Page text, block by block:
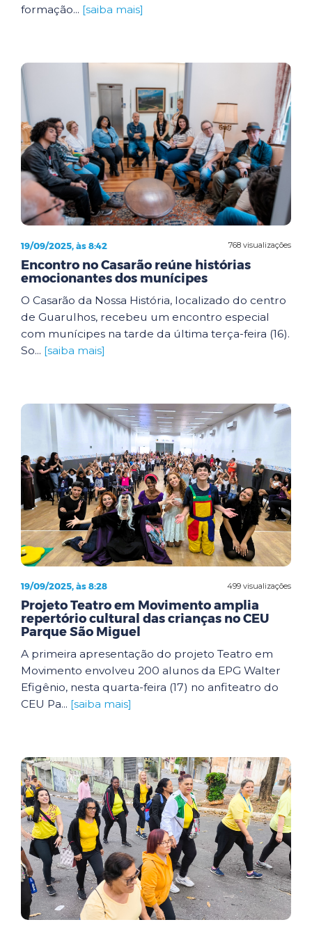
formação... [saiba mais]
768 visualizações
19/09/2025, às 8:42
Encontro no Casarão reúne histórias
emocionantes dos munícipes
O Casarão da Nossa História, localizado do centro
de Guarulhos, recebeu um encontro especial
com munícipes na tarde da última terça-feira (16).
So... [saiba mais]
499 visualizações
19/09/2025, às 8:28
Projeto Teatro em Movimento amplia
repertório cultural das crianças no CEU
Parque São Miguel
A primeira apresentação do projeto Teatro em
Movimento envolveu 200 alunos da EPG Walter
Efigênio, nesta quarta-feira (17) no anfiteatro do
CEU Pa... [saiba mais]